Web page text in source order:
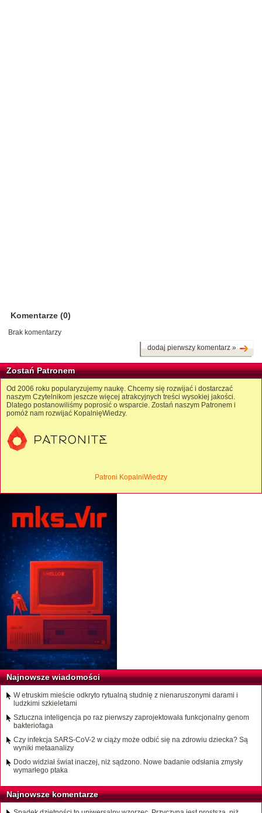
Komentarze (0)
Brak komentarzy
dodaj pierwszy komentarz »
Zostań Patronem
Od 2006 roku popularyzujemy naukę. Chcemy się rozwijać i dostarczać
naszym Czytelnikom jeszcze więcej atrakcyjnych treści wysokiej jakości.
Dlatego postanowiliśmy poprosić o wsparcie. Zostań naszym Patronem i
pomóż nam rozwijać KopalnięWiedzy.
Patroni KopalniWiedzy
Najnowsze wiadomości
W etruskim mieście odkryto rytualną studnię z nienaruszonymi darami i
ludzkimi szkieletami
Sztuczna inteligencja po raz pierwszy zaprojektowała funkcjonalny genom
bakteriofaga
Czy infekcja SARS-CoV-2 w ciąży może odbić się na zdrowiu dziecka? Są
wyniki metaanalizy
Dodo widział świat inaczej, niż sądzono. Nowe badanie odsłania zmysły
wymarłego ptaka
Najnowsze komentarze